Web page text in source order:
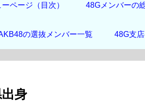
ーページ（目次） 48Gメンバーの
の選抜メンバー一覧 48G支
身